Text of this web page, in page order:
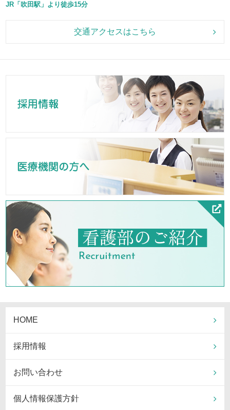
JR「吹田駅」より徒歩15分
交通アクセスはこちら
HOME
採用情報
お問い合わせ
個人情報保護方針